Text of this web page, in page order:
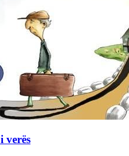
verës